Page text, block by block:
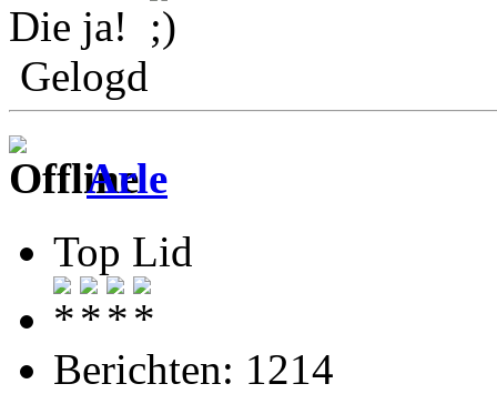
Die ja!
Gelogd
Arle
Top Lid
Berichten: 1214